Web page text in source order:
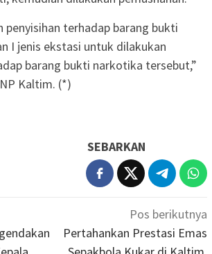
penyisihan terhadap barang bukti
I jenis ekstasi untuk dilakukan
barang bukti narkotika tersebut,”
Kaltim. (*)
SEBARKAN
Pos berikutnya
Pertahankan Prestasi Emas